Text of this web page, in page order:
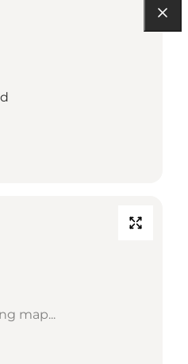
map...